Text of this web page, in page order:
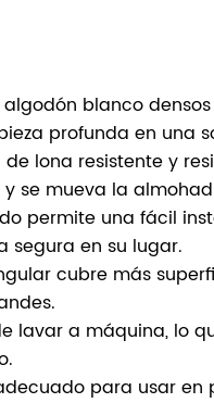
blanco
profunda en una
lona resistente y
se mueva la
permite una fácil
segura en su lugar.
cubre más
lavar a máquina, lo
para usar en